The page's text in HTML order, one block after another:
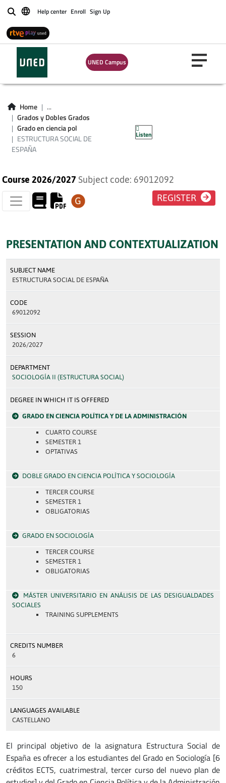
BuscarHelp center Enroll Sign Up
UNED Campus
Home
...
Grados y Dobles Grados
Grado en ciencia pol
ESTRUCTURA SOCIAL DE
ESPAÑA
Listen
ESTRUCTURA
SOCIAL DE ESPAÑA
Course 2026/2027 Subject code: 69012092
REGISTER
PRESENTATION AND CONTEXTUALIZATION
SUBJECT NAME
ESTRUCTURA SOCIAL DE ESPAÑA
CODE
69012092
SESSION
2026/2027
DEPARTMENT
SOCIOLOGÍA II (ESTRUCTURA SOCIAL)
DEGREE IN WHICH IT IS OFFERED
GRADO EN CIENCIA POLÍTICA Y DE LA ADMINISTRACIÓN
CUARTO COURSE
SEMESTER 1
OPTATIVAS
DOBLE GRADO EN CIENCIA POLÍTICA Y SOCIOLOGÍA
TERCER COURSE
SEMESTER 1
OBLIGATORIAS
GRADO EN SOCIOLOGÍA
TERCER COURSE
SEMESTER 1
OBLIGATORIAS
MÁSTER UNIVERSITARIO EN ANÁLISIS DE LAS DESIGUALDADES
SOCIALES
TRAINING SUPPLEMENTS
CREDITS NUMBER
6
HOURS
150
LANGUAGES AVAILABLE
CASTELLANO
El principal objetivo de la asignatura Estructura Social de
España es ofrecer a los estudiantes del Grado en Sociología [6
créditos ECTS, cuatrimestral, tercer curso del nuevo plan de